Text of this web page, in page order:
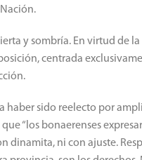
y sombría. En virtud de
centrada
sido reelecto por
“los bonaerenses
dinamita, ni con ajuste.